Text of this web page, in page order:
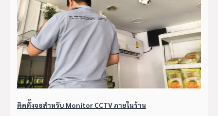
ติดตั้งจอสำหรับ Monitor CCTV ภายในร้าน